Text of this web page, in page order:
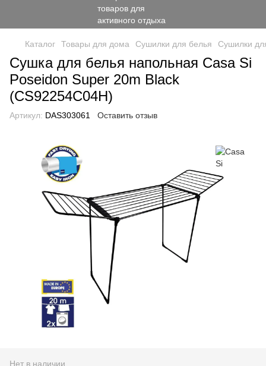
Каталог Товары для дома Сушилки для белья Сушилки
Сушка для белья напольная Casa Si
Poseidon Super 20m Black
(CS92254C04H)
Артикул: DAS303061 Оставить отзыв
Нет в наличии